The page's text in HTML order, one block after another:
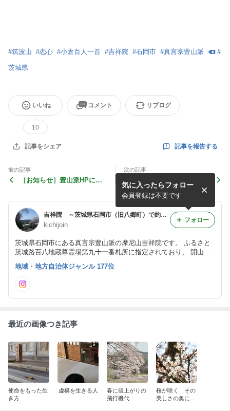
#筑波山 #恋心 #小倉百人一首 #吉祥院 #石岡市 #真言宗豊山派 #
茨城県
いいね
10
コメント リブログ
記事をシェア 記事を報告する
前の記事
［お知らせ］豊山派HPに掲
次の記事
吉祥院 ～茨城県石岡市（旧八郷町）で約900年続く真言宗豊山派のお寺ブログ（お坊さんのことば）～
kichijoin
茨城県石岡市にある真言宗豊山派の摩尼山吉祥院です。 ふるさと
茨城路百八地蔵尊霊場第九十一番札所に指定されており、 開山約
９００年の歴史を持つ由緒ある寺です。 境内の四季折々の風情や
仏教について、幅広い情報を発信するお寺ブログです。
気に入ったらフォロー
会員登録は不要です
フォロー
地域・地方自治体ジャンル 177位
最近の画像つき記事
使命をもった生
き方
虚構を生きる人
春に値上がりの
飛行機代
桜が咲く その
美しさの奥にあ